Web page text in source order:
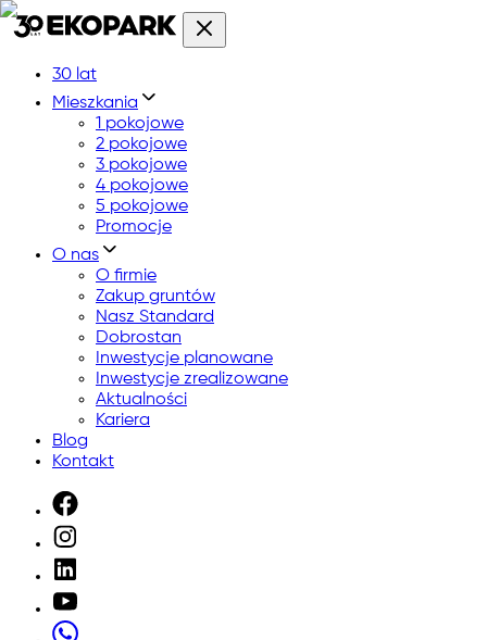
30 lat
Mieszkania
1 pokojowe
2 pokojowe
3 pokojowe
4 pokojowe
5 pokojowe
Promocje
O nas
O firmie
Zakup gruntów
Nasz Standard
Dobrostan
Inwestycje planowane
Inwestycje zrealizowane
Aktualności
Kariera
Blog
Kontakt